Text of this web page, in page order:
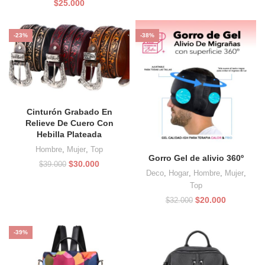
$25.000
-23%
Cinturón Grabado En
Relieve De Cuero Con
Hebilla Plateada
Hombre, Mujer, Top
$39.000 El
$30.000El
-38%
Gorro Gel de alivio 360º
Deco, Hogar, Hombre, Mujer,
Top
$32.000 El
era:
$32.000.
$20.000El
-39%